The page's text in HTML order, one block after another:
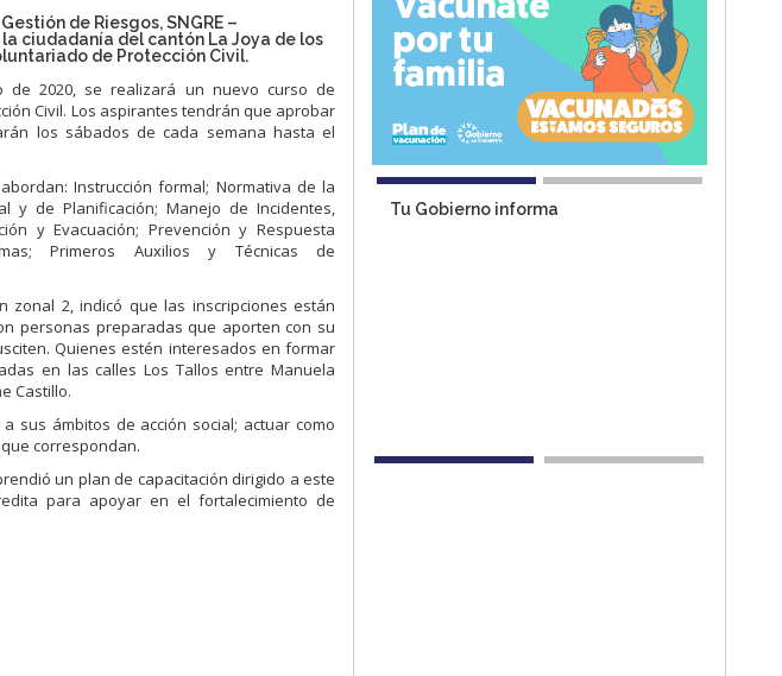
de Riesgos, SNGRE –
ciudadanía del cantón La Joya de los
de Protección Civil.
de 2020, se realizará un nuevo curso de
Civil. Los aspirantes tendrán que aprobar
los sábados de cada semana hasta el
Instrucción formal; Normativa de la
y de Planificación; Manejo de Incidentes,
y Evacuación; Prevención y Respuesta
Primeros Auxilios y Técnicas de
zonal 2, indicó que las inscripciones están
personas preparadas que aporten con su
Quienes estén interesados en formar
en las calles Los Tallos entre Manuela
Castillo.
sus ámbitos de acción social; actuar como
correspondan.
un plan de capacitación dirigido a este
para apoyar en el fortalecimiento de
Tu Gobierno informa